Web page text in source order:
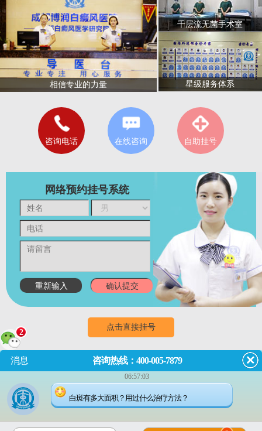
相信专业的力量
千层流无菌手术室
星级服务体系
咨询电话 在线咨询 自助挂号
网络预约挂号系统
点击直接挂号
门诊 （节假日无休息） 8:00~18:00
成都市武侯区红牌楼佳灵路6
号
2
消息 咨询热线：400-005-7879
06:57:03
白斑有多大面积？用过什么治疗方法？